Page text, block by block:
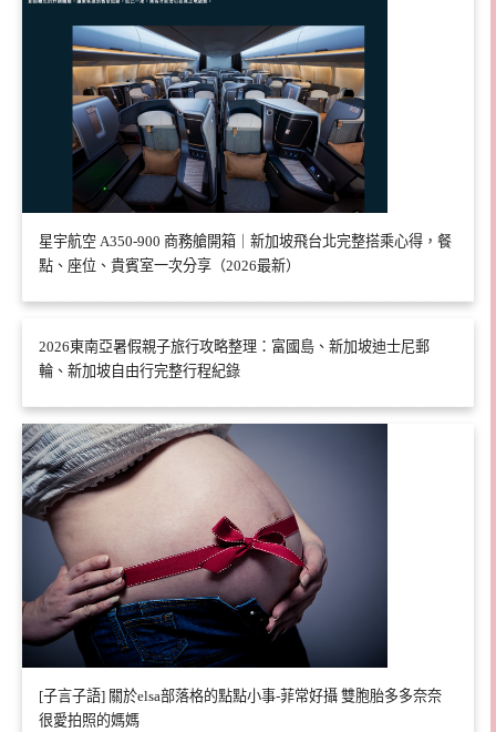
星宇航空 A350-900 商務艙開箱｜新加坡飛台北完整搭乘心得，餐
點、座位、貴賓室一次分享（2026最新）
2026東南亞暑假親子旅行攻略整理：富國島、新加坡迪士尼郵
輪、新加坡自由行完整行程紀錄
[子言子語] 關於elsa部落格的點點小事-菲常好攝 雙胞胎多多奈奈
很愛拍照的媽媽